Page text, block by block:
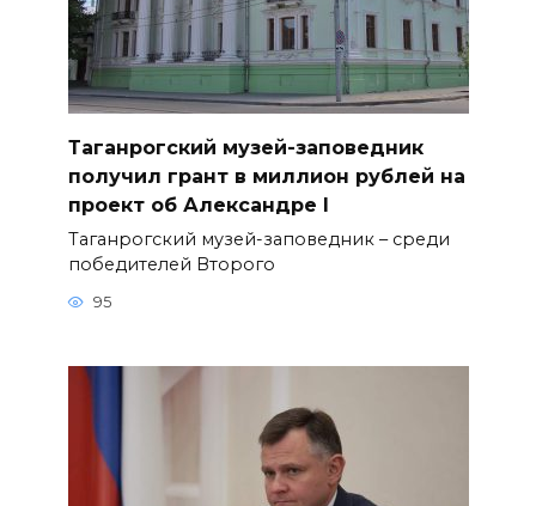
Таганрогский музей-заповедник
получил грант в миллион рублей на
проект об Александре I
Таганрогский музей-заповедник – среди
победителей Второго
95